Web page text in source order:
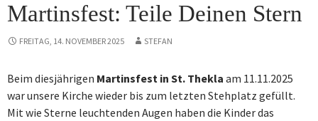
Martinsfest: Teile Deinen Stern
FREITAG, 14. NOVEMBER 2025 STEFAN
Beim diesjährigen Martinsfest in St. Thekla am 11.11.2025
war unsere Kirche wieder bis zum letzten Stehplatz gefüllt.
Mit wie Sterne leuchtenden Augen haben die Kinder das